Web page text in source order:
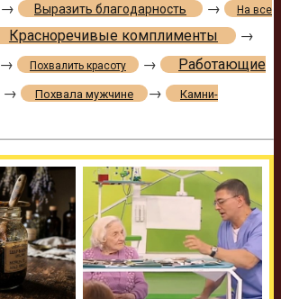
→ Выразить благодарность → На все
Красноречивые комплименты →
→ Похвалить красоту →
Работающие
→ Похвала мужчине →
Камни-